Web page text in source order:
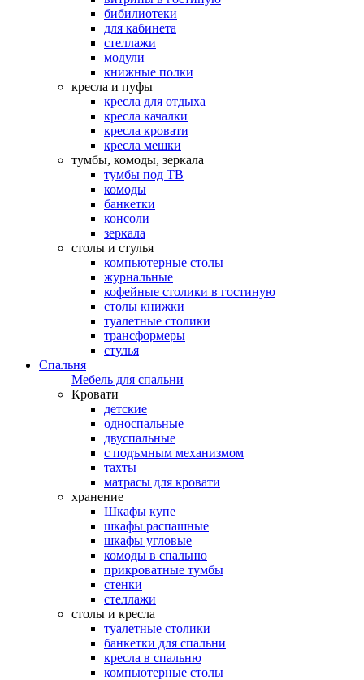
бибилиотеки
для кабинета
стеллажи
модули
книжные полки
кресла и пуфы
кресла для отдыха
кресла качалки
кресла кровати
кресла мешки
тумбы, комоды, зеркала
тумбы под ТВ
комоды
банкетки
консоли
зеркала
столы и стулья
компьютерные столы
журнальные
кофейные столики в гостиную
столы книжки
туалетные столики
трансформеры
стулья
Спальня
Мебель для спальни
Кровати
детские
односпальные
двуспальные
с подъмным механизмом
тахты
матрасы для кровати
хранение
Шкафы купе
шкафы распашные
шкафы угловые
комоды в спальню
прикроватные тумбы
стенки
стеллажи
столы и кресла
туалетные столики
банкетки для спальни
кресла в спальню
компьютерные столы